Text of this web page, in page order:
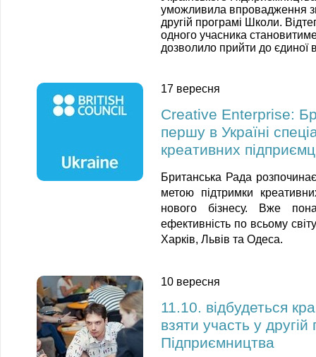
уможливила впровадження
другій програмі Школи.
одного учасника
дозволило прийти до єдиної
17 вересня
Creative Enterprise:
першу в Україні
креативних
Британська Рада
метою підтримки
нового бізнесу. Вже
ефективність по всьому
Харків, Львів та Одеса.
10 вересня
11.10. відбудеться
взяти участь у
Підприємництва